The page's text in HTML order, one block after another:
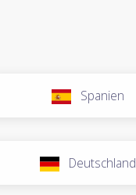
Spanien
Deutschland